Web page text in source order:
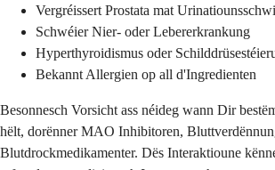
Vergréissert Prostata mat
Schwéier Nier- oder Lebererkrankung
Hyperthyroidismus oder
Bekannt Allergien op all d'Ingredienten
Besonnesch Vorsicht ass néideg wann Dir
hëlt, dorënner MAO Inhibitoren,
Blutdrockmedikamenter. Dës Interaktioune